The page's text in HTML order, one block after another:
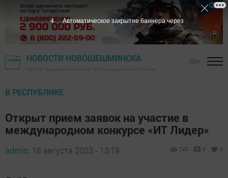
НОВОСТИ НОВОШЕШМИНСКА
В РЕСПУБЛИКЕ
Открыт прием заявок на участие в
международном конкурсе «ИТ Лидер»
admin, 18 августа 2023 - 13:19 742 0 0
2 Автоматическое закрытие баннера через